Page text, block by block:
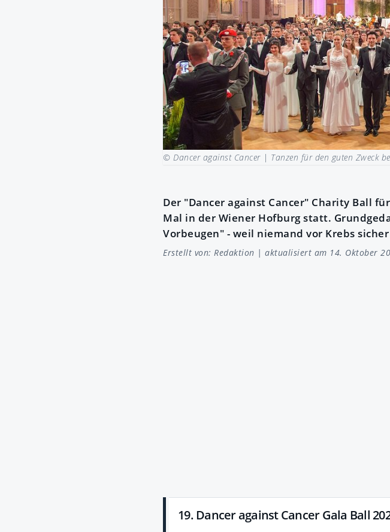
© Dancer against Cancer | Tanzen für den guten Zweck
Der "Dancer against Cancer" Charity Ball
Mal in der Wiener Hofburg statt.
Vorbeugen" - weil niemand vor Krebs
Erstellt von: Redaktion | aktualisiert am 14. Oktober
19. Dancer against Cancer Gala Ball